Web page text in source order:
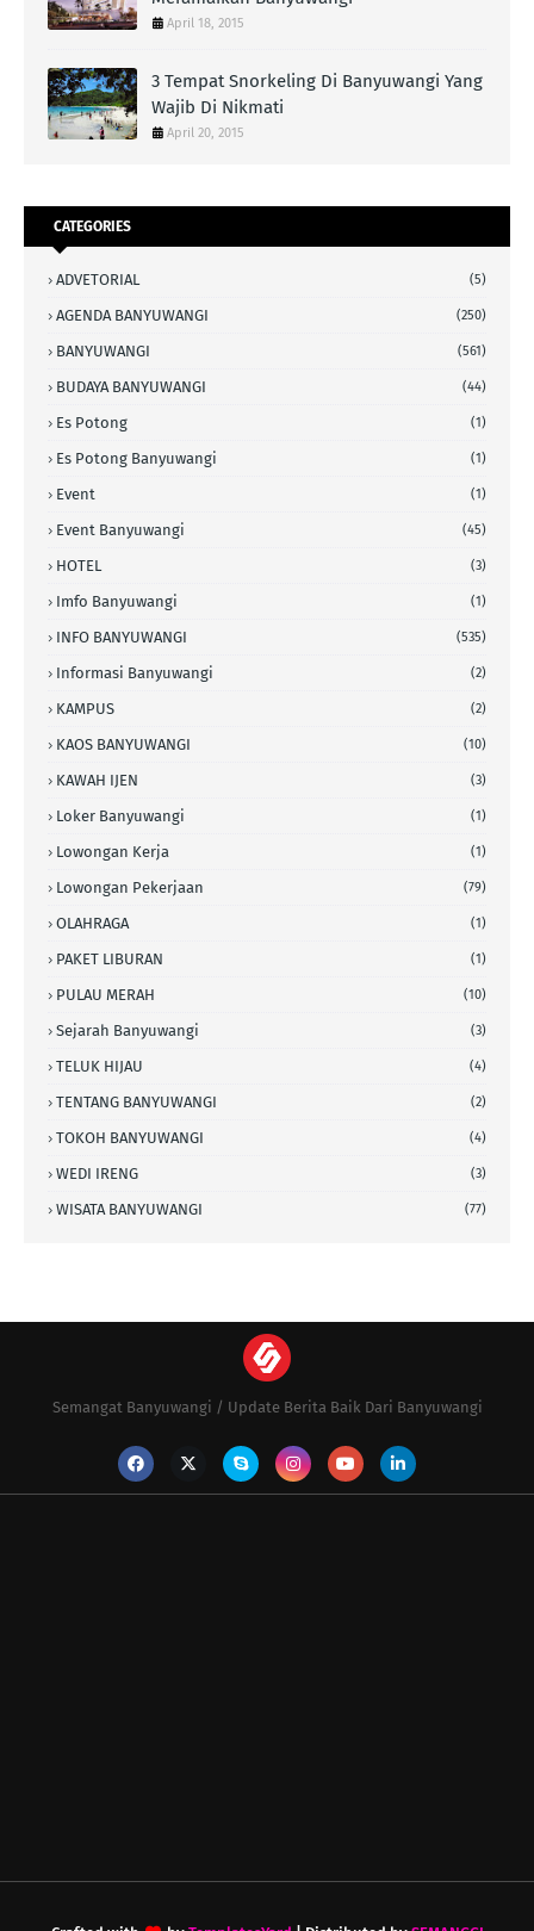
April 18, 2015
3 Tempat Snorkeling Di Banyuwangi Yang
Wajib Di Nikmati
April 20, 2015
CATEGORIES
ADVETORIAL (5)
AGENDA BANYUWANGI (250)
BANYUWANGI (561)
BUDAYA BANYUWANGI (44)
Es Potong (1)
Es Potong Banyuwangi (1)
Event (1)
Event Banyuwangi (45)
HOTEL (3)
Imfo Banyuwangi (1)
INFO BANYUWANGI (535)
Informasi Banyuwangi (2)
KAMPUS (2)
KAOS BANYUWANGI (10)
KAWAH IJEN (3)
Loker Banyuwangi (1)
Lowongan Kerja (1)
Lowongan Pekerjaan (79)
OLAHRAGA (1)
PAKET LIBURAN (1)
PULAU MERAH (10)
Sejarah Banyuwangi (3)
TELUK HIJAU (4)
TENTANG BANYUWANGI (2)
TOKOH BANYUWANGI (4)
WEDI IRENG (3)
WISATA BANYUWANGI (77)
Semangat Banyuwangi / Update Berita Baik Dari Banyuwangi